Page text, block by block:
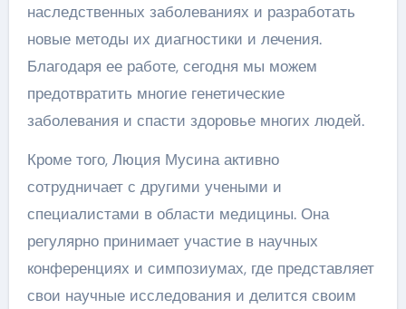
наследственных заболеваниях и разработать
новые методы их диагностики и лечения.
Благодаря ее работе, сегодня мы можем
предотвратить многие генетические
заболевания и спасти здоровье многих людей.
Кроме того, Люция Мусина активно
сотрудничает с другими учеными и
специалистами в области медицины. Она
регулярно принимает участие в научных
конференциях и симпозиумах, где представляет
свои научные исследования и делится своим